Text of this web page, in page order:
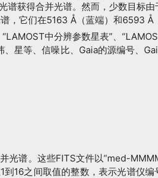
获得合并光谱。然而，少数目标
，它们在5163 Å（蓝端）和6593 Å
中分辨参数星表”、
星等、信噪比、Gaia的源编号、
谱。这些FITS文件以“med-
16之间取值的整数，表示光谱仪